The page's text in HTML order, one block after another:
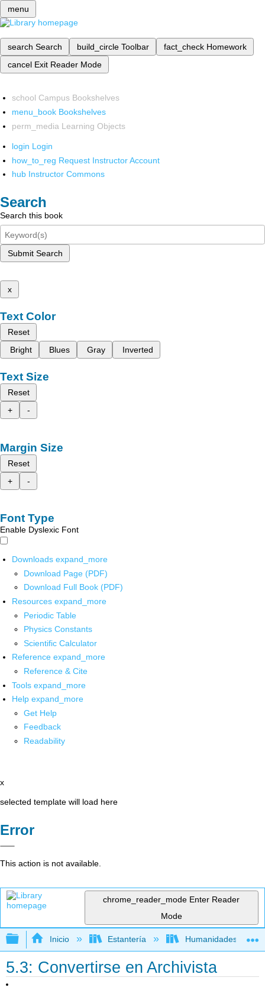
menu
search Search build_circle Toolbar fact_check Homework
cancel Exit Reader Mode
school Campus Bookshelves
menu_book Bookshelves
perm_media Learning Objects
login Login
how_to_reg Request Instructor Account
hub Instructor Commons
Search
Search this book
Submit Search
x
Text Color
Reset
Bright
Blues Gray Inverted
Text Size
Reset
+
-
Margin Size
Reset
+
-
Font Type
Enable Dyslexic Font
Downloads expand_more
Download Page (PDF)
Download Full Book (PDF)
Resources expand_more
Periodic Table
Physics Constants
Scientific Calculator
Reference expand_more
Reference & Cite
Tools expand_more
Help expand_more
Get Help
Feedback
Readability
x
selected template will load here
Error
This action is not available.
chrome_reader_mode Enter Reader
Mode
Expandir/contraer jerarquía global
Inicio Estantería Humanidades
5.3: Convertirse en Archivista